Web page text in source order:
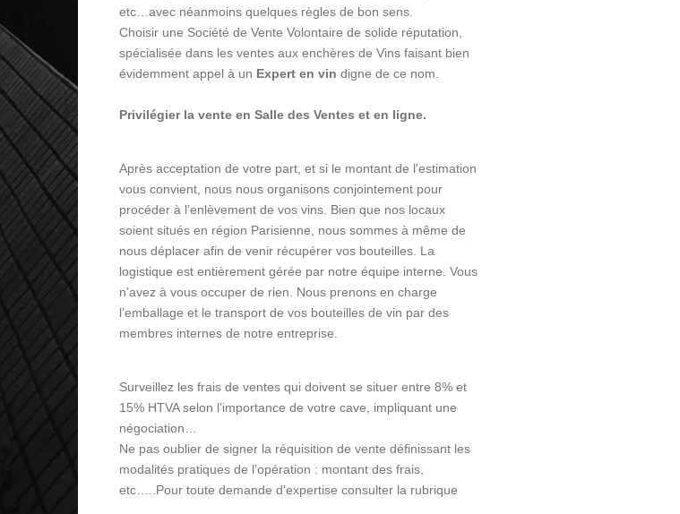
etc…avec néanmoins quelques règles de bon sens.
Choisir une Société de Vente Volontaire de solide réputation,
spécialisée dans les ventes aux enchères de Vins faisant bien
évidemment appel à un Expert en vin digne de ce nom.
Privilégier la vente en Salle des Ventes et en ligne.
Après acceptation de votre part, et si le montant de l'estimation
vous convient, nous nous organisons conjointement pour
procéder à l’enlèvement de vos vins. Bien que nos locaux
soient situés en région Parisienne, nous sommes à même de
nous déplacer afin de venir récupérer vos bouteilles. La
logistique est entièrement gérée par notre équipe interne. Vous
n’avez à vous occuper de rien. Nous prenons en charge
l’emballage et le transport de vos bouteilles de vin par des
membres internes de notre entreprise.
Surveillez les frais de ventes qui doivent se situer entre 8% et
15% HTVA selon l’importance de votre cave, impliquant une
négociation…
Ne pas oublier de signer la réquisition de vente définissant les
modalités pratiques de l’opération : montant des frais,
etc…..Pour toute demande d'expertise consulter la rubrique